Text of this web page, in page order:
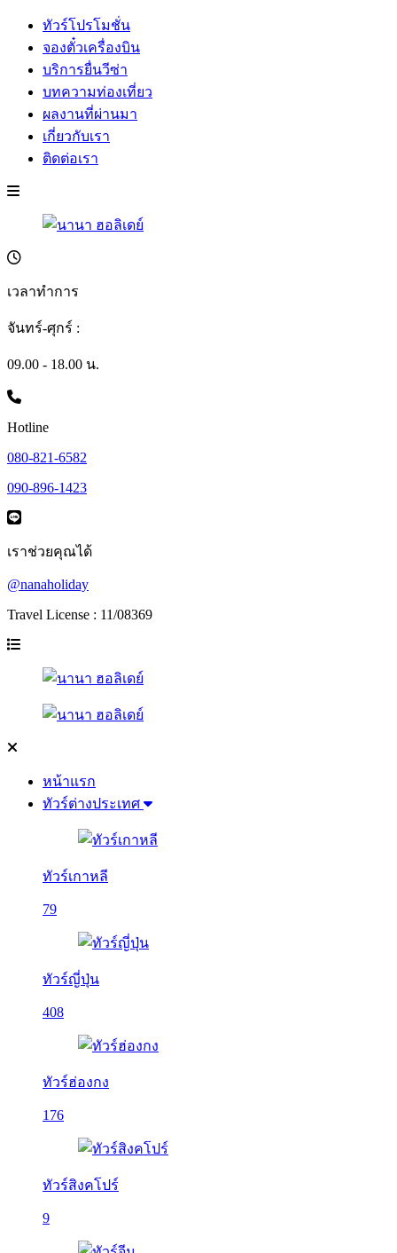
ทัวร์โปรโมชั่น
จองตั๋วเครื่องบิน
บริการยื่นวีซ่า
บทความท่องเที่ยว
ผลงานที่ผ่านมา
เกี่ยวกับเรา
ติดต่อเรา
เวลาทำการ
จันทร์-ศุกร์ :
09.00 - 18.00 น.
Hotline
080-821-6582
090-896-1423
เราช่วยคุณได้
@nanaholiday
Travel License : 11/08369
หน้าแรก
ทัวร์ต่างประเทศ
ทัวร์เกาหลี
79
ทัวร์ญี่ปุ่น
408
ทัวร์ฮ่องกง
176
ทัวร์สิงคโปร์
9